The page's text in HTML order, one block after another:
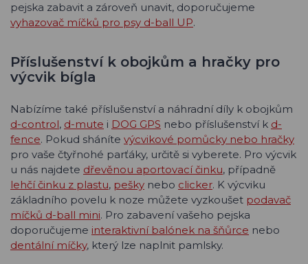
pejska zabavit a zároveň unavit, doporučujeme
vyhazovač míčků pro psy d-ball UP.
Příslušenství k obojkům a hračky pro
výcvik bígla
Nabízíme také příslušenství a náhradní díly k obojkům
d-control, d-mute i DOG GPS nebo příslušenství k d-
fence. Pokud sháníte výcvikové pomůcky nebo hračky
pro vaše čtyřnohé parťáky, určitě si vyberete. Pro výcvik
u nás najdete dřevěnou aportovací činku, případně
lehčí činku z plastu, pešky nebo clicker. K výcviku
základního povelu k noze můžete vyzkoušet podavač
míčků d-ball mini. Pro zabavení vašeho pejska
doporučujeme interaktivní balónek na šňůrce nebo
dentální míčky, který lze naplnit pamlsky.